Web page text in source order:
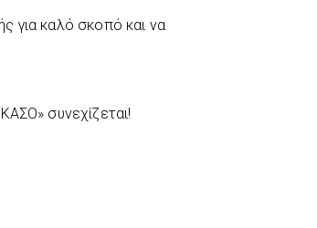
για καλό σκοπό και να
συνεχίζεται!